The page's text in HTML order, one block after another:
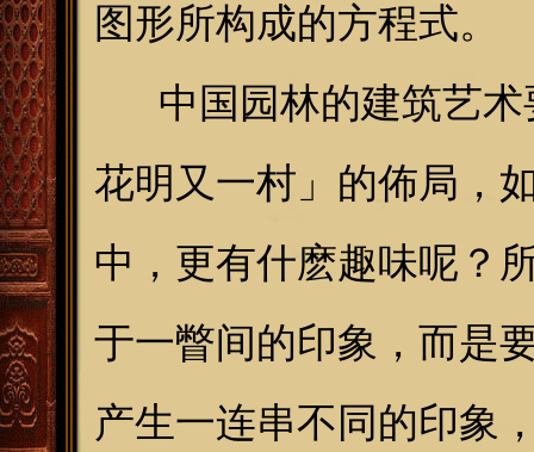
图形所构成的方程式。
中国园林的建筑艺术
花明又一村」的佈局，
中，更有什麽趣味呢？
于一瞥间的印象，而是
产生一连串不同的印象